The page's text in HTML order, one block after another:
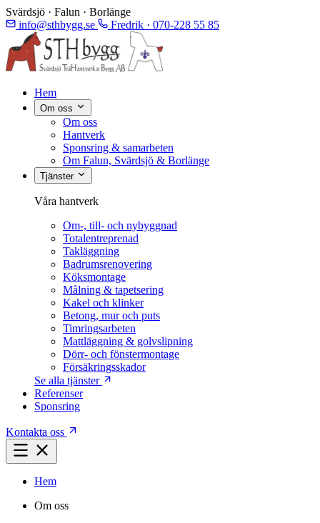
Svärdsjö · Falun · Borlänge
info@sthbygg.se
Fredrik · 070-228 55 85
Hem
Om oss
Om oss
Hantverk
Sponsring & samarbeten
Om Falun, Svärdsjö & Borlänge
Tjänster
Våra hantverk
Om-, till- och nybyggnad
Totalentreprenad
Takläggning
Badrumsrenovering
Köksmontage
Målning & tapetsering
Kakel och klinker
Betong, mur och puts
Timringsarbeten
Mattläggning & golvslipning
Dörr- och fönstermontage
Försäkringsskador
Se alla tjänster
Referenser
Sponsring
Kontakta oss
Hem
Om oss